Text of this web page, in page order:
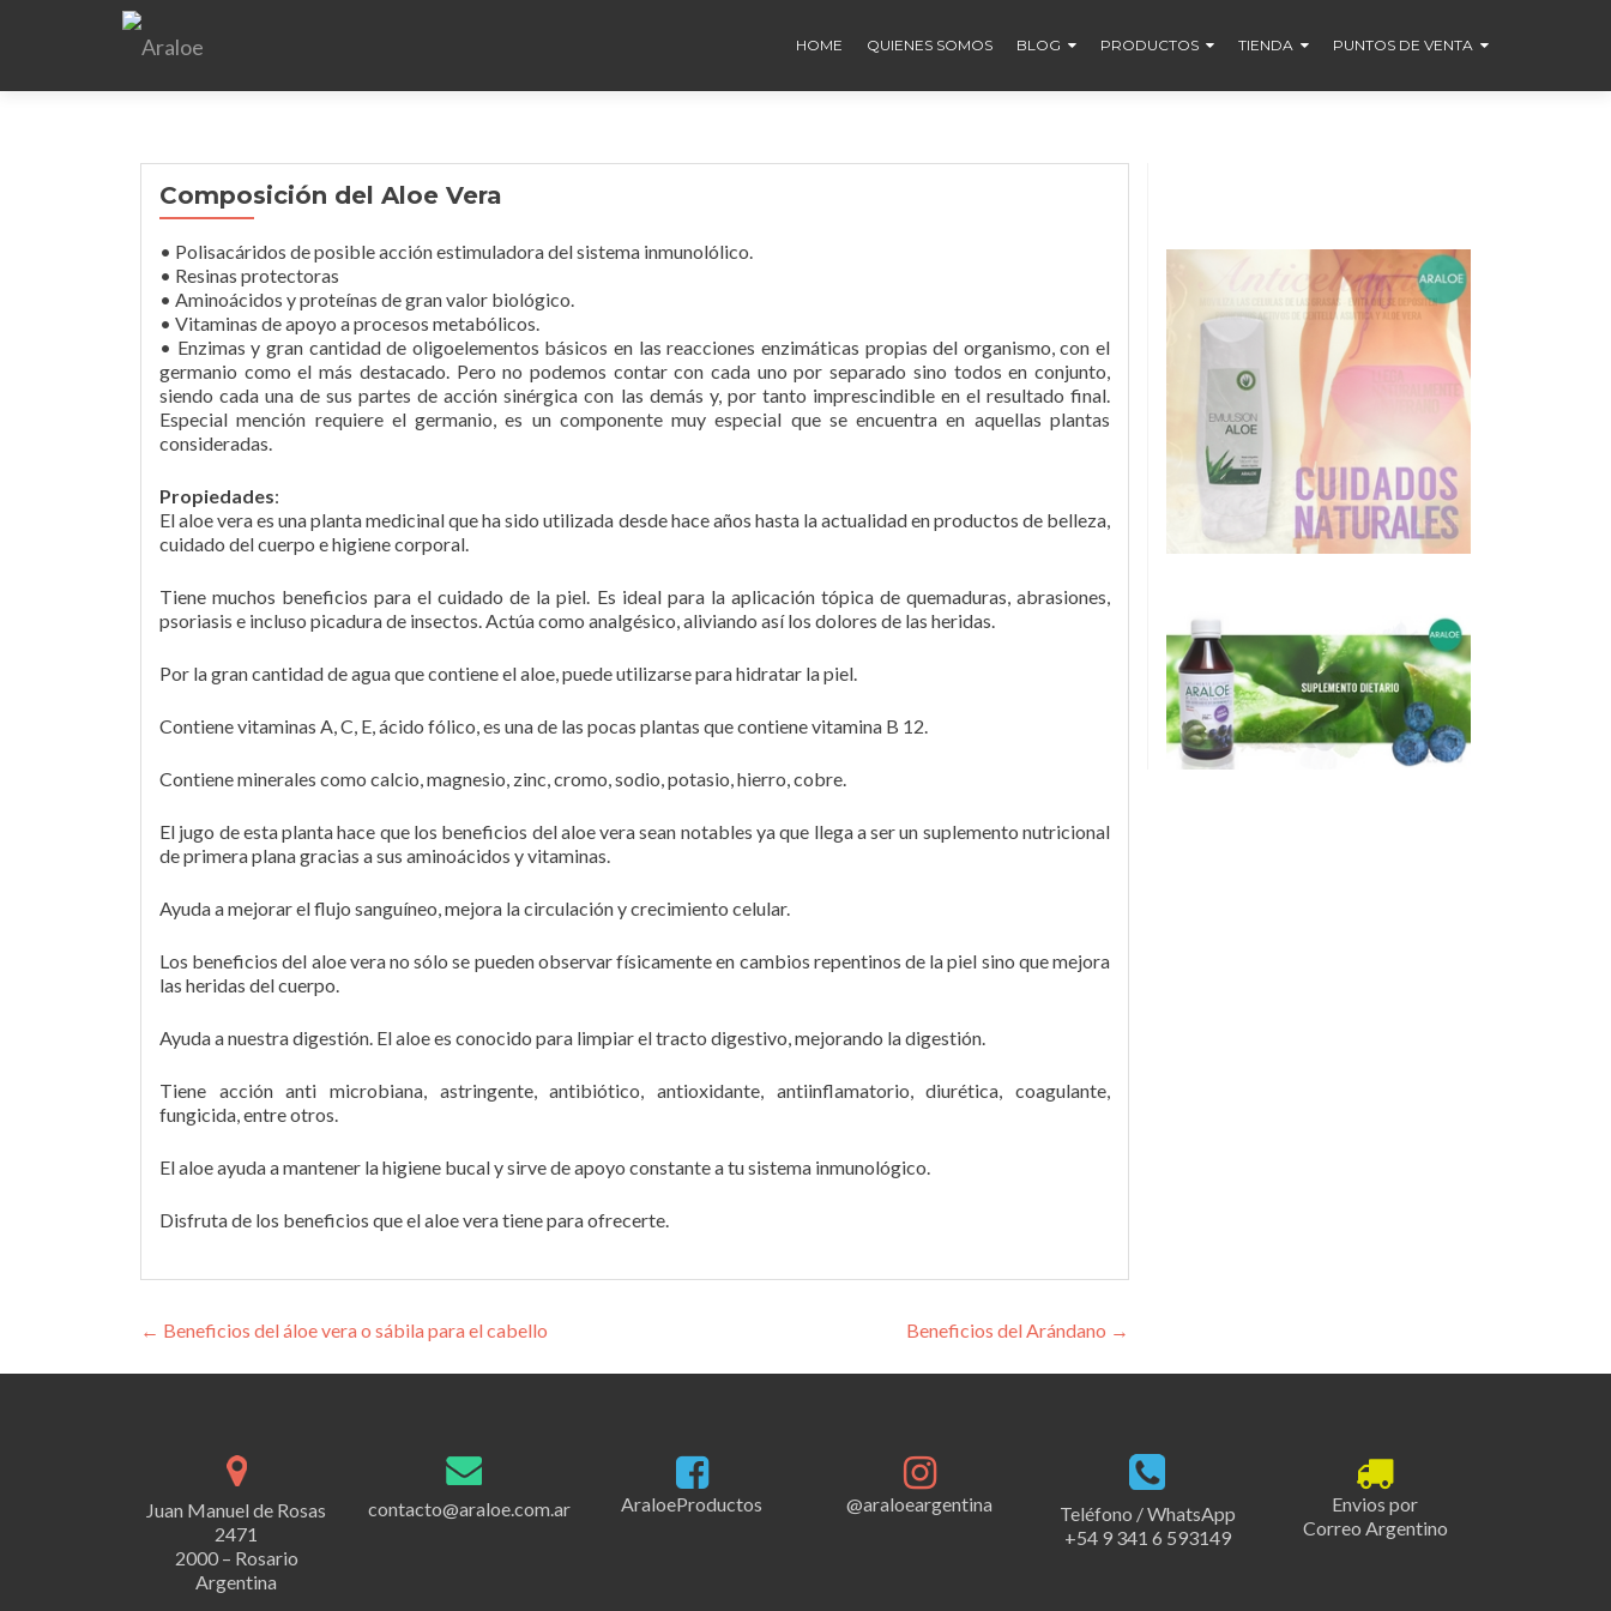
HOME QUIENES SOMOS BLOG PRODUCTOS TIENDA PUNTOS DE VENTA
Composición del Aloe Vera
• Polisacáridos de posible acción estimuladora del sistema inmunolólico.
• Resinas protectoras
• Aminoácidos y proteínas de gran valor biológico.
• Vitaminas de apoyo a procesos metabólicos.
• Enzimas y gran cantidad de oligoelementos básicos en las reacciones enzimáticas propias del organismo, con el
germanio como el más destacado. Pero no podemos contar con cada uno por separado sino todos en conjunto,
siendo cada una de sus partes de acción sinérgica con las demás y, por tanto imprescindible en el resultado final.
Especial mención requiere el germanio, es un componente muy especial que se encuentra en aquellas plantas
consideradas.
Propiedades:
El aloe vera es una planta medicinal que ha sido utilizada desde hace años hasta la actualidad en productos de belleza,
cuidado del cuerpo e higiene corporal.
Tiene muchos beneficios para el cuidado de la piel. Es ideal para la aplicación tópica de quemaduras, abrasiones,
psoriasis e incluso picadura de insectos. Actúa como analgésico, aliviando así los dolores de las heridas.
Por la gran cantidad de agua que contiene el aloe, puede utilizarse para hidratar la piel.
Contiene vitaminas A, C, E, ácido fólico, es una de las pocas plantas que contiene vitamina B 12.
Contiene minerales como calcio, magnesio, zinc, cromo, sodio, potasio, hierro, cobre.
El jugo de esta planta hace que los beneficios del aloe vera sean notables ya que llega a ser un suplemento nutricional
de primera plana gracias a sus aminoácidos y vitaminas.
Ayuda a mejorar el flujo sanguíneo, mejora la circulación y crecimiento celular.
Los beneficios del aloe vera no sólo se pueden observar físicamente en cambios repentinos de la piel sino que mejora
las heridas del cuerpo.
Ayuda a nuestra digestión. El aloe es conocido para limpiar el tracto digestivo, mejorando la digestión.
Tiene acción anti microbiana, astringente, antibiótico, antioxidante, antiinflamatorio, diurética, coagulante,
fungicida, entre otros.
El aloe ayuda a mantener la higiene bucal y sirve de apoyo constante a tu sistema inmunológico.
Disfruta de los beneficios que el aloe vera tiene para ofrecerte.
Navegación
de
← Beneficios del áloe vera o sábila para el cabello Beneficios del Arándano →
Juan Manuel de Rosas
2471
2000 – Rosario
Argentina
contacto@araloe.com.ar AraloeProductos @araloeargentina
Teléfono / WhatsApp
+54 9 341 6 593149
Envios por
Correo Argentino